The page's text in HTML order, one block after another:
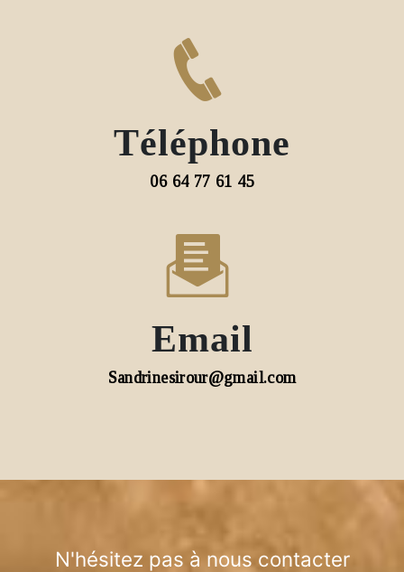
Téléphone
06 64 77 61 45
Email
sandrinesirour@gmail.com
N'hésitez pas à nous contacter